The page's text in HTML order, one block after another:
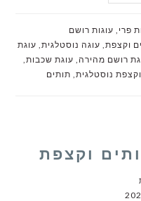
פרי , עוגות רושם
וקצפת, עוגה נוסטלגית, עוגת
רושם מהירה, עוגת שכבות,
נוסטלגית, תותים
וקצפת